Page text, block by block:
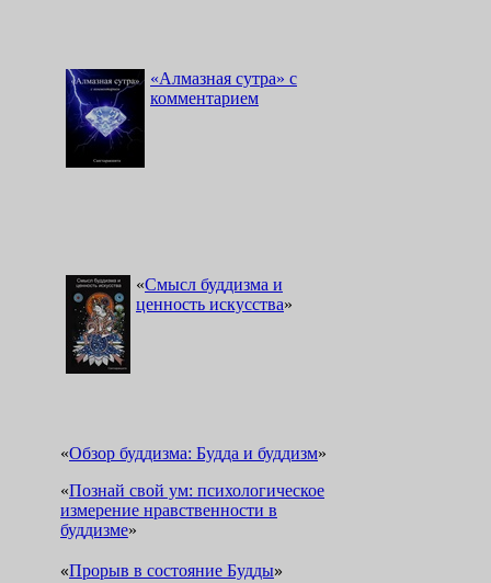
«Алмазная сутра» с
комментарием
«Смысл буддизма и
ценность искусства»
«Обзор буддизма: Будда и буддизм»
«Познай свой ум: психологическое
измерение нравственности в
буддизме»
«Прорыв в состояние Будды»